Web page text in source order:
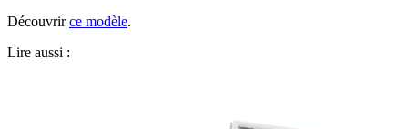
Découvrirce modèle.
Lire aussi :